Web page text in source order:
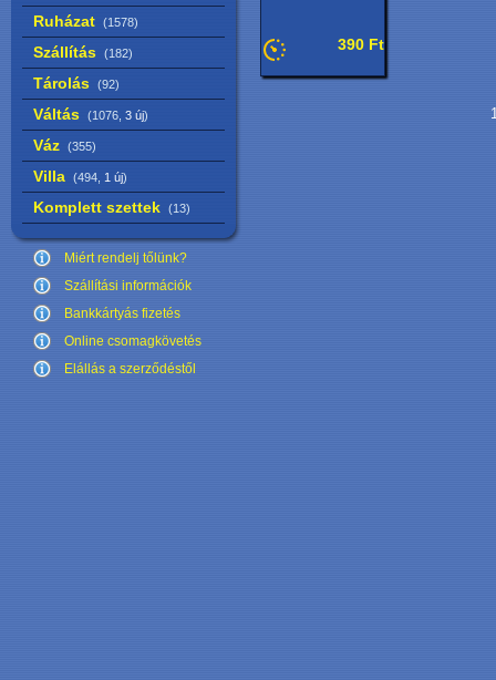
Ruházat (1578)
Szállítás (182)
Tárolás (92)
Váltás (1076, 3 új)
Váz (355)
Villa (494, 1 új)
Komplett szettek (13)
Miért rendelj tőlünk?
Szállítási információk
Bankkártyás fizetés
Online csomagkövetés
Elállás a szerződéstől
390 Ft